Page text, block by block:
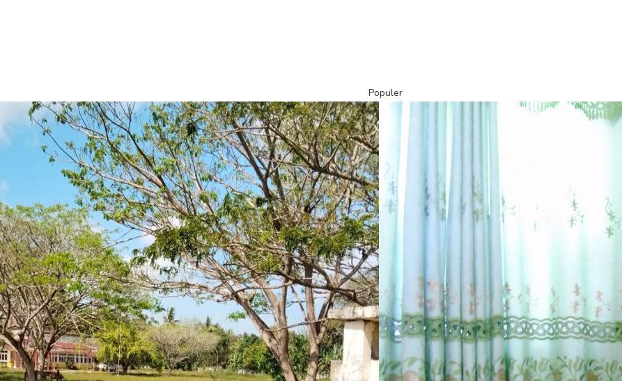
Populer